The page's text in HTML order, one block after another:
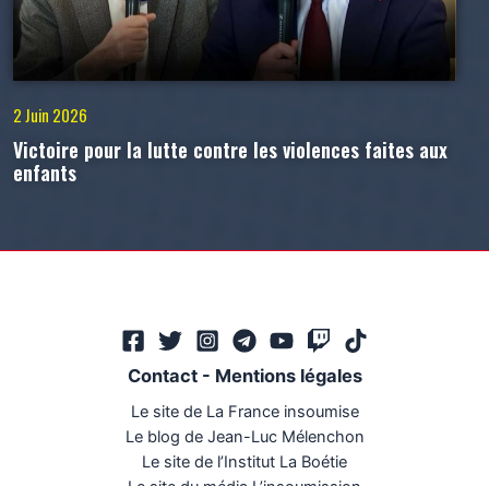
2 Juin 2026
Victoire pour la lutte contre les violences faites aux
enfants
Contact- Mentions légales
Le site de La France insoumise
Le blog de Jean-Luc Mélenchon
Le site de l’Institut La Boétie